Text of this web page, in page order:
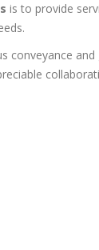
is to provide
conveyance